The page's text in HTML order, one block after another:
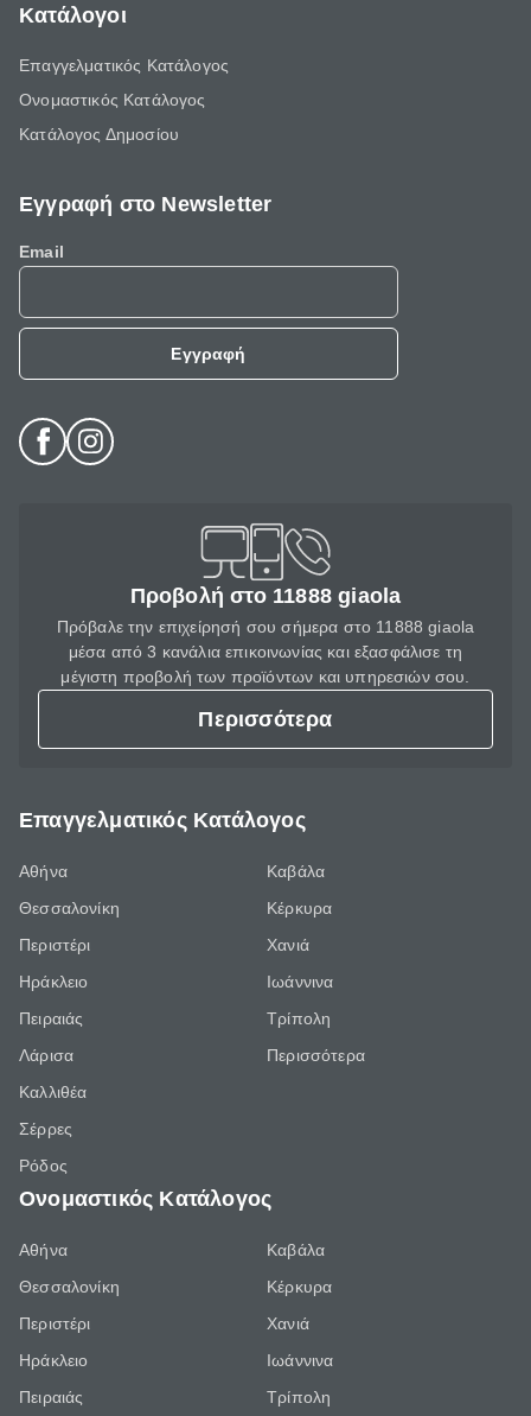
Κατάλογοι
Επαγγελματικός Κατάλογος
Ονομαστικός Κατάλογος
Κατάλογος Δημοσίου
Εγγραφή στο Newsletter
Email
Εγγραφή
Προβολή στο 11888 giaola
Πρόβαλε την επιχείρησή σου σήμερα στο 11888 giaola
μέσα από 3 κανάλια επικοινωνίας και εξασφάλισε τη
μέγιστη προβολή των προϊόντων και υπηρεσιών σου.
Περισσότερα
Επαγγελματικός Κατάλογος
Αθήνα
Θεσσαλονίκη
Περιστέρι
Ηράκλειο
Πειραιάς
Λάρισα
Καλλιθέα
Σέρρες
Ρόδος
Καβάλα
Κέρκυρα
Χανιά
Ιωάννινα
Τρίπολη
Περισσότερα
Ονομαστικός Κατάλογος
Αθήνα
Θεσσαλονίκη
Περιστέρι
Ηράκλειο
Πειραιάς
Καβάλα
Κέρκυρα
Χανιά
Ιωάννινα
Τρίπολη